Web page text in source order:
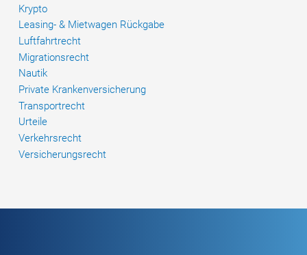
Krypto
Leasing- & Mietwagen Rückgabe
Luftfahrtrecht
Migrationsrecht
Nautik
Private Krankenversicherung
Transportrecht
Urteile
Verkehrsrecht
Versicherungsrecht